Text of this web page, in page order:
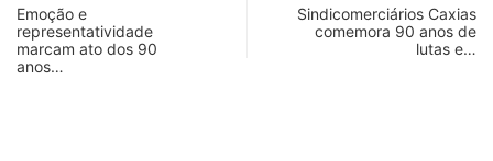
Emoção e
representatividade
marcam ato dos 90
anos…
Sindicomerciários Caxias
comemora 90 anos de
lutas e…